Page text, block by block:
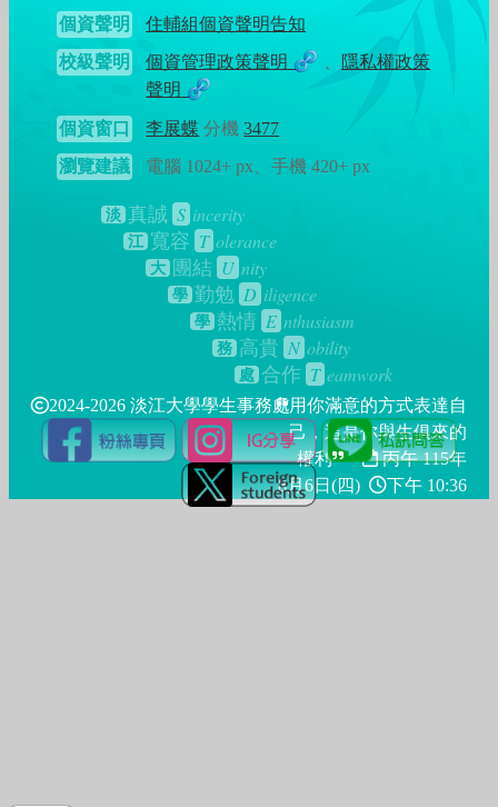
個資聲明
住輔組個資聲明告知
校級聲明
個資管理政策聲明
隱私權政策
聲明
個資窗口 李展蝶 分機3477
瀏覽建議
電腦 1024+ px、手機 420+ px
淡 真誠 S incerity
江 寬容 T olerance
大 團結 U nity
學 勤勉 D iligence
學 熱情 E nthusiasm
務 高貴 N obility
處 合作 T eamwork
2024-2026 淡江大學學生事務處用你滿意的方式表達自
己，這是你與生俱來的
權利
丙午 115年
8月6日(四)
下午 10:36